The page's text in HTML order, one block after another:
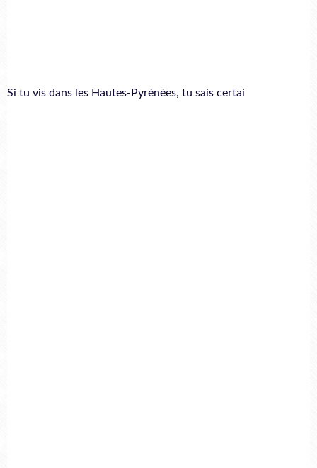
Si tu vis dans les Hautes-Pyrénées, tu sais certai